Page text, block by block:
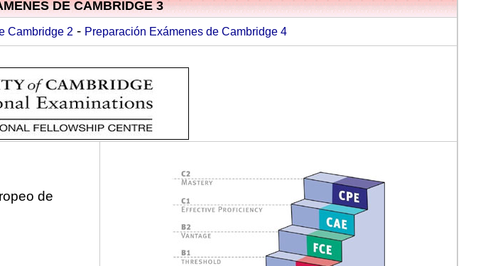
DE CAMBRIDGE 3
Cambridge 2 - Preparación Exámenes de Cambridge 4
de